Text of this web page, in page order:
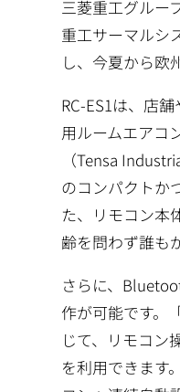
三菱重工グルー
重工サーマルシ
し、今夏から欧
RC-ES1は、店
用ルームエアコ
（Tensa
のコンパクトか
た、リモコン本
齢を問わず誰も
さらに、
作が可能です。
じて、リモコン
を利用できます